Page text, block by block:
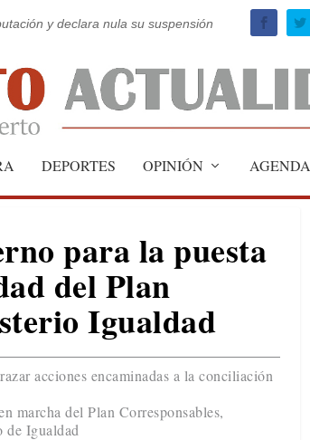
y declara nula su suspensión
DEPORTES OPINIÓN AGENDA
para la puesta
del Plan
Igualdad
acciones encaminadas a la conciliación
marcha del Plan Corresponsables,
de Igualdad